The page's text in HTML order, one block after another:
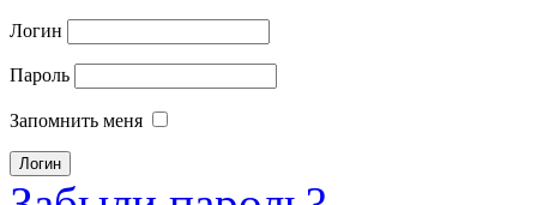
Логин
Пароль
Запомнить меня